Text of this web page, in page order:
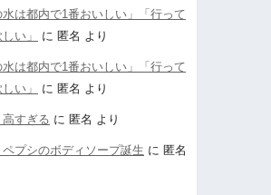
は都内で1番おいしい」「行って
い」
に 匿名 より
は都内で1番おいしい」「行って
い」
に 匿名 より
高すぎる に 匿名 より
プシのボディソープ誕生 に 匿名